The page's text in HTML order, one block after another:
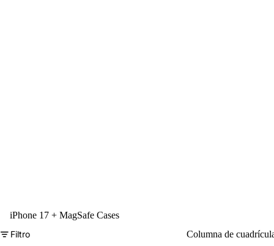
iPhone 17 + MagSafe Cases
Filtro
Columna de